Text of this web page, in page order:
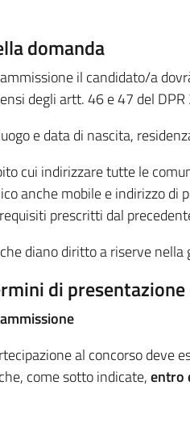
domanda
il candidato/a
degli artt. 46 e 47 del
e data di nascita,
cui indirizzare tutte le
anche mobile e indirizzo di
prescritti dal
diano diritto a riserve nella
di
al concorso deve
come sotto indicate,entro